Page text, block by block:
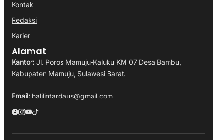
Kontak
Redaksi
Karier
Alamat
Kantor: Jl. Poros Mamuju-Kaluku KM 07 Desa Bambu,
Kabupaten Mamuju, Sulawesi Barat.
Email: halilintardaus@gmail.com